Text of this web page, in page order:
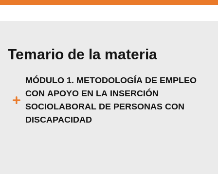
Temario de la materia
MÓDULO 1. METODOLOGÍA DE EMPLEO
CON APOYO EN LA INSERCIÓN
SOCIOLABORAL DE PERSONAS CON
DISCAPACIDAD
Rechazar